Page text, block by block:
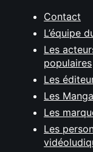
Contact
L’équipe
Les
populaires
Les
Les
Les
Les